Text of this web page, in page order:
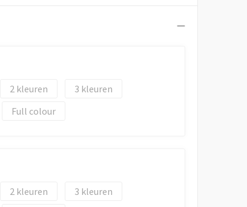
2
3
Full colour
2
3